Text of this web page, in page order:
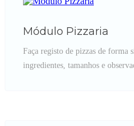
Módulo Pizzaria
Faça registo de pizzas de forma
ingredientes, tamanhos e